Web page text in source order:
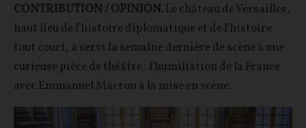
CONTRIBUTION / OPINION.Le château de Versailles,
haut lieu de l'histoire diplomatique et de l'histoire
tout court, a servi la semaine dernière de scène à une
curieuse pièce de théâtre : l'humiliation de la France
avec Emmanuel Macron à la mise en scène.